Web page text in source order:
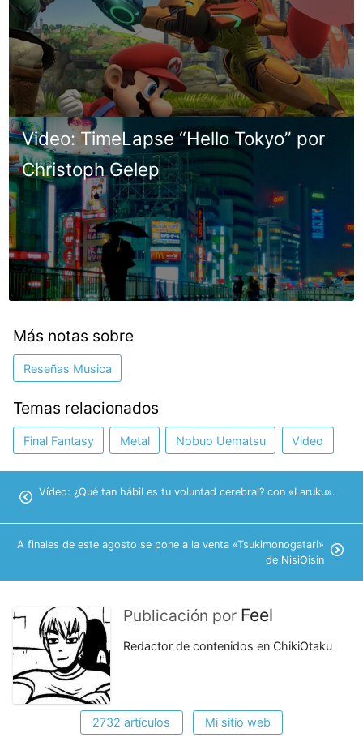
Video: TimeLapse “Hello Tokyo” por
Christoph Gelep
Más notas sobre
Reseñas Musica
Temas relacionados
Final Fantasy Metal Nobuo Uematsu Video
Vídeo: ¿Qué tan hábil es tu voluntad cerebral? con «Laruku».
A finales de este agosto se pone a la venta «Tsukimonogatari»
de NisiOisin
Publicación por Feel
Redactor de contenidos en ChikiOtaku
2732 artículos Mi sitio web